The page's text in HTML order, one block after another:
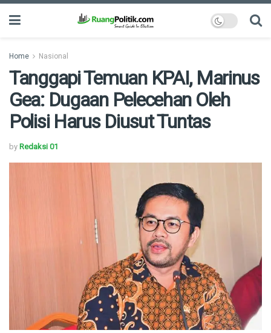
Home Nasional
Tanggapi Temuan KPAI, Marinus
Gea: Dugaan Pelecehan Oleh
Polisi Harus Diusut Tuntas
by Redaksi 01